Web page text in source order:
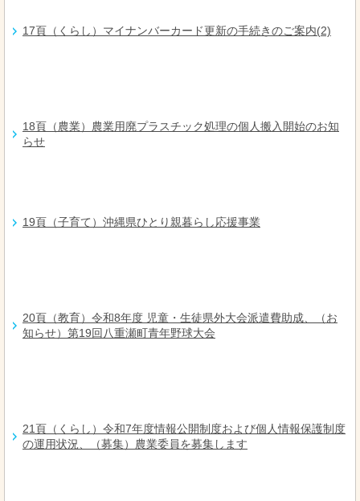
17頁（くらし）マイナンバーカード更新の手続きのご案内(2)
18頁（農業）農業用廃プラスチック処理の個人搬入開始のお知
らせ
19頁（子育て）沖縄県ひとり親暮らし応援事業
20頁（教育）令和8年度 児童・生徒県外大会派遣費助成、（お
知らせ）第19回八重瀬町青年野球大会
21頁（くらし）令和7年度情報公開制度および個人情報保護制度
の運用状況、（募集）農業委員を募集します